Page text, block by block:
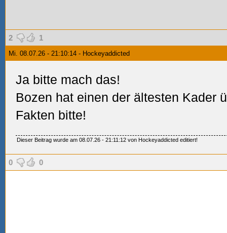
2 1
Mi. 08.07.26 - 21:10:14 - Hockeyaddicted
Ja bitte mach das!
Bozen hat einen der ältesten Kader
Fakten bitte!
Dieser Beitrag wurde am 08.07.26 - 21:11:12 von Hockeyaddicted editiert!
0 0